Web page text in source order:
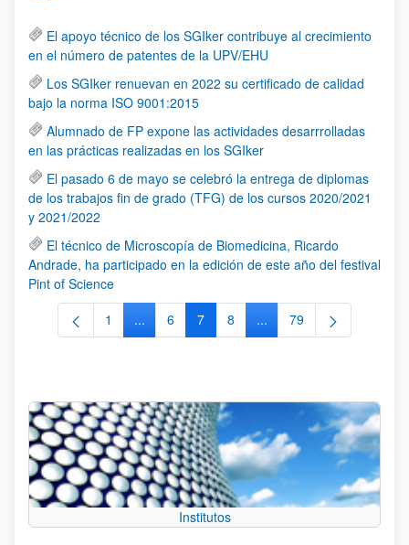
El apoyo técnico de los SGIker contribuye al crecimiento
en el número de patentes de la UPV/EHU
Los SGIker renuevan en 2022 su certificado de calidad
bajo la norma ISO 9001:2015
Alumnado de FP expone las actividades desarrrolladas
en las prácticas realizadas en los SGIker
El pasado 6 de mayo se celebró la entrega de diplomas
de los trabajos fin de grado (TFG) de los cursos 2020/2021
y 2021/2022
El técnico de Microscopía de Biomedicina, Ricardo
Andrade, ha participado en la edición de este año del festival
Pint of Science
Página
1 ...Páginas intermedias Use TAB para
Página
6 Página
7 Página
8 ...Páginas intermedias
Página
79
Institutos